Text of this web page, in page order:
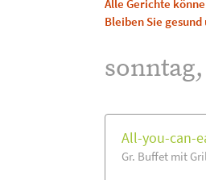
Alle Gerichte
Bleiben Sie
All-you-can-
Gr. Buffet mit